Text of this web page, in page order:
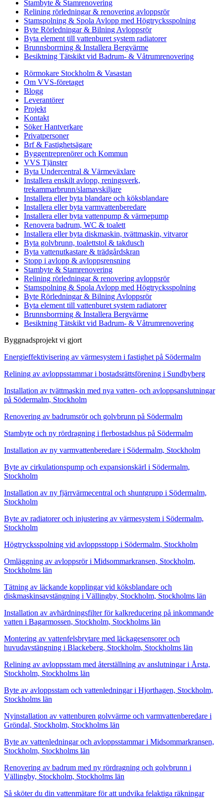
Stambyte & Stamrenovering
Relining rörledningar & renovering avloppsrör
Stamspolning & Spola Avlopp med Högtrycksspolning
Byte Rörledningar & Bilning Avloppsrör
Byta element till vattenburet system radiatorer
Brunnsborrning & Installera Bergvärme
Besiktning Tätskikt vid Badrum- & Våtrumrenovering
Rörmokare Stockholm & Vasastan
Om VVS-företaget
Blogg
Leverantörer
Projekt
Kontakt
Söker Hantverkare
Privatpersoner
Brf & Fastighetsägare
Byggentreprenörer och Kommun
VVS Tjänster
Byta Undercentral & Värmeväxlare
Installera enskilt avlopp, reningsverk,
trekammarbrunn/slamavskiljare
Installera eller byta blandare och köksblandare
Installera eller byta varmvattenberedare
Installera eller byta vattenpump & värmepump
Renovera badrum, WC & toalett
Installera eller byta diskmaskin, tvättmaskin, vitvaror
Byta golvbrunn, toalettstol & takdusch
Byta vattenutkastare & trädgårdskran
Stopp i avlopp & avloppsrensning
Stambyte & Stamrenovering
Relining rörledningar & renovering avloppsrör
Stamspolning & Spola Avlopp med Högtrycksspolning
Byte Rörledningar & Bilning Avloppsrör
Byta element till vattenburet system radiatorer
Brunnsborrning & Installera Bergvärme
Besiktning Tätskikt vid Badrum- & Våtrumrenovering
Byggnadsprojekt vi gjort
Energieffektivisering av värmesystem i fastighet på Södermalm
Relining av avloppsstammar i bostadsrättsförening i Sundbyberg
Installation av tvättmaskin med nya vatten- och avloppsanslutningar
på Södermalm, Stockholm
Renovering av badrumsrör och golvbrunn på Södermalm
Stambyte och ny rördragning i flerbostadshus på Södermalm
Installation av ny varmvattenberedare i Södermalm, Stockholm
Byte av cirkulationspump och expansionskärl i Södermalm,
Stockholm
Installation av ny fjärrvärmecentral och shuntgrupp i Södermalm,
Stockholm
Byte av radiatorer och injustering av värmesystem i Södermalm,
Stockholm
Högtrycksspolning vid avloppsstopp i Södermalm, Stockholm
Omläggning av avloppsrör i Midsommarkransen, Stockholm,
Stockholms län
Tätning av läckande kopplingar vid köksblandare och
diskmaskinsavstängning i Vällingby, Stockholm, Stockholms län
Installation av avhärdningsfilter för kalkreducering på inkommande
vatten i Bagarmossen, Stockholm, Stockholms län
Montering av vattenfelsbrytare med läckagesensorer och
huvudavstängning i Blackeberg, Stockholm, Stockholms län
Relining av avloppsstam med återställning av anslutningar i Årsta,
Stockholm, Stockholms län
Byte av avloppsstam och vattenledningar i Hjorthagen, Stockholm,
Stockholms län
Nyinstallation av vattenburen golvvärme och varmvattenberedare i
Gröndal, Stockholm, Stockholms län
Byte av vattenledningar och avloppsstammar i Midsommarkransen,
Stockholm, Stockholms län
Renovering av badrum med ny rördragning och golvbrunn i
Vällingby, Stockholm, Stockholms län
Så sköter du din vattenmätare för att undvika felaktiga räkningar